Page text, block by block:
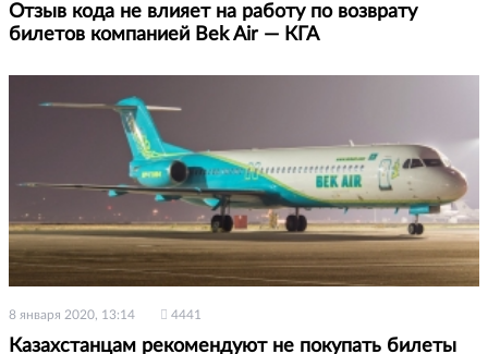
Отзыв кода не влияет на работу по возврату
билетов компанией Bek Air — КГА
8 января 2020, 13:14 4441
Казахстанцам рекомендуют не покупать билеты